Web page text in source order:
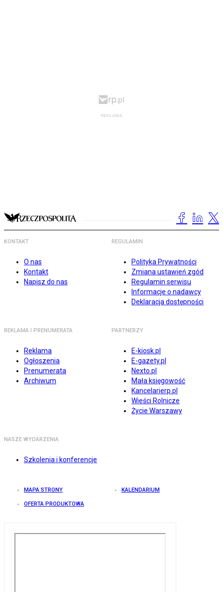
KONTAKT
O nas
Kontakt
Napisz do nas
REGULAMIN
Polityka Prywatności
Zmiana ustawień zgód
Regulamin serwisu
Informacje o nadawcy
Deklaracja dostępności
REKLAMA I PRENUMERATA
Reklama
Ogłoszenia
Prenumerata
Archiwum
PARTNERZY
E-kiosk.pl
E-gazety.pl
Nexto.pl
Mała księgowość
Kancelarierp.pl
Wieści Rolnicze
Życie Warszawy
NASZE WYDARZENIA
Szkolenia i konferencje
MAPA STRONY KALENDARIUM
OFERTA PRODUKTOWA